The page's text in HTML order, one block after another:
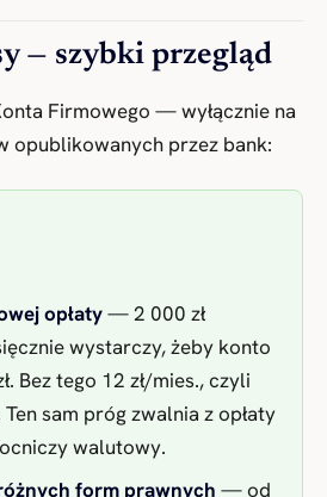
— szybki przegląd
Firmowego — wyłącznie na
opublikowanych przez bank:
opłaty— 2 000 zł
wystarczy, żeby konto
Bez tego 12 zł/mies., czyli
Ten sam próg zwalnia z opłaty
walutowy.
form prawnych — od